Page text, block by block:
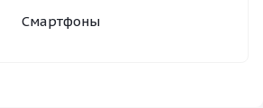
Смартфоны